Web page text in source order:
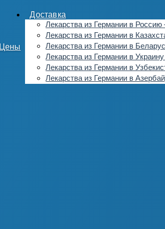
Цены
Доставка
Лекарства из Германии в
Лекарства из Германии в
Лекарства из Германии в
Лекарства из Германии в
Лекарства из Германии в
Лекарства из Германии в